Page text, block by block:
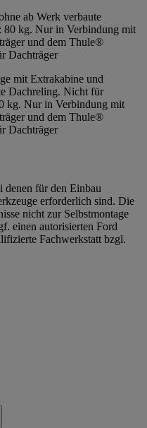
ab Werk verbaute
80 kg. Nur in Verbindung mit
und dem Thule®
Dachträger
mit Extrakabine und
Dachreling. Nicht für
kg. Nur in Verbindung mit
und dem Thule®
Dachträger
denen für den Einbau
erforderlich sind. Die
nicht zur Selbstmontage
einen autorisierten Ford
Fachwerkstatt bzgl.